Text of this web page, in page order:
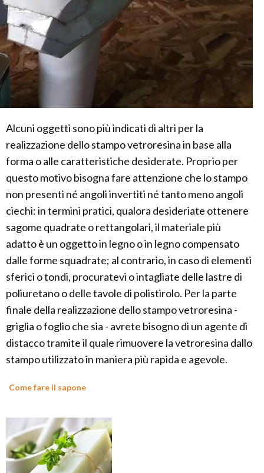
Alcuni oggetti sono più indicati di altri per la
realizzazione dello stampo vetroresina in base alla
forma o alle caratteristiche desiderate. Proprio per
questo motivo bisogna fare attenzione che lo stampo
non presenti né angoli invertiti né tanto meno angoli
ciechi: in termini pratici, qualora desideriate ottenere
sagome quadrate o rettangolari, il materiale più
adatto è un oggetto in legno o in legno compensato
dalle forme squadrate; al contrario, in caso di elementi
sferici o tondi, procuratevi o intagliate delle lastre di
poliuretano o delle tavole di polistirolo. Per la parte
finale della realizzazione dello stampo vetroresina -
griglia o foglio che sia - avrete bisogno di un agente di
distacco tramite il quale rimuovere la vetroresina dallo
stampo utilizzato in maniera più rapida e agevole.
Come fare il sapone